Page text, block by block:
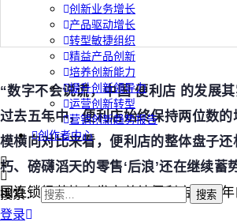
创新业务增长
产品驱动增长
转型敏捷组织
精益产品创新
培养创新能力
提升创新领导力
运营创新转型
营销创新趋势报告
创作者中心
搜索：
登录
“数字不会说谎，中国 便利店 的发展
过去五年中，便利店始终保持两位数
模横向对比来看，便利店的整体盘子
朽、磅礴滔天的零售‘后浪’还在继续蓄
国连锁经营协会发文总结便利店2020年